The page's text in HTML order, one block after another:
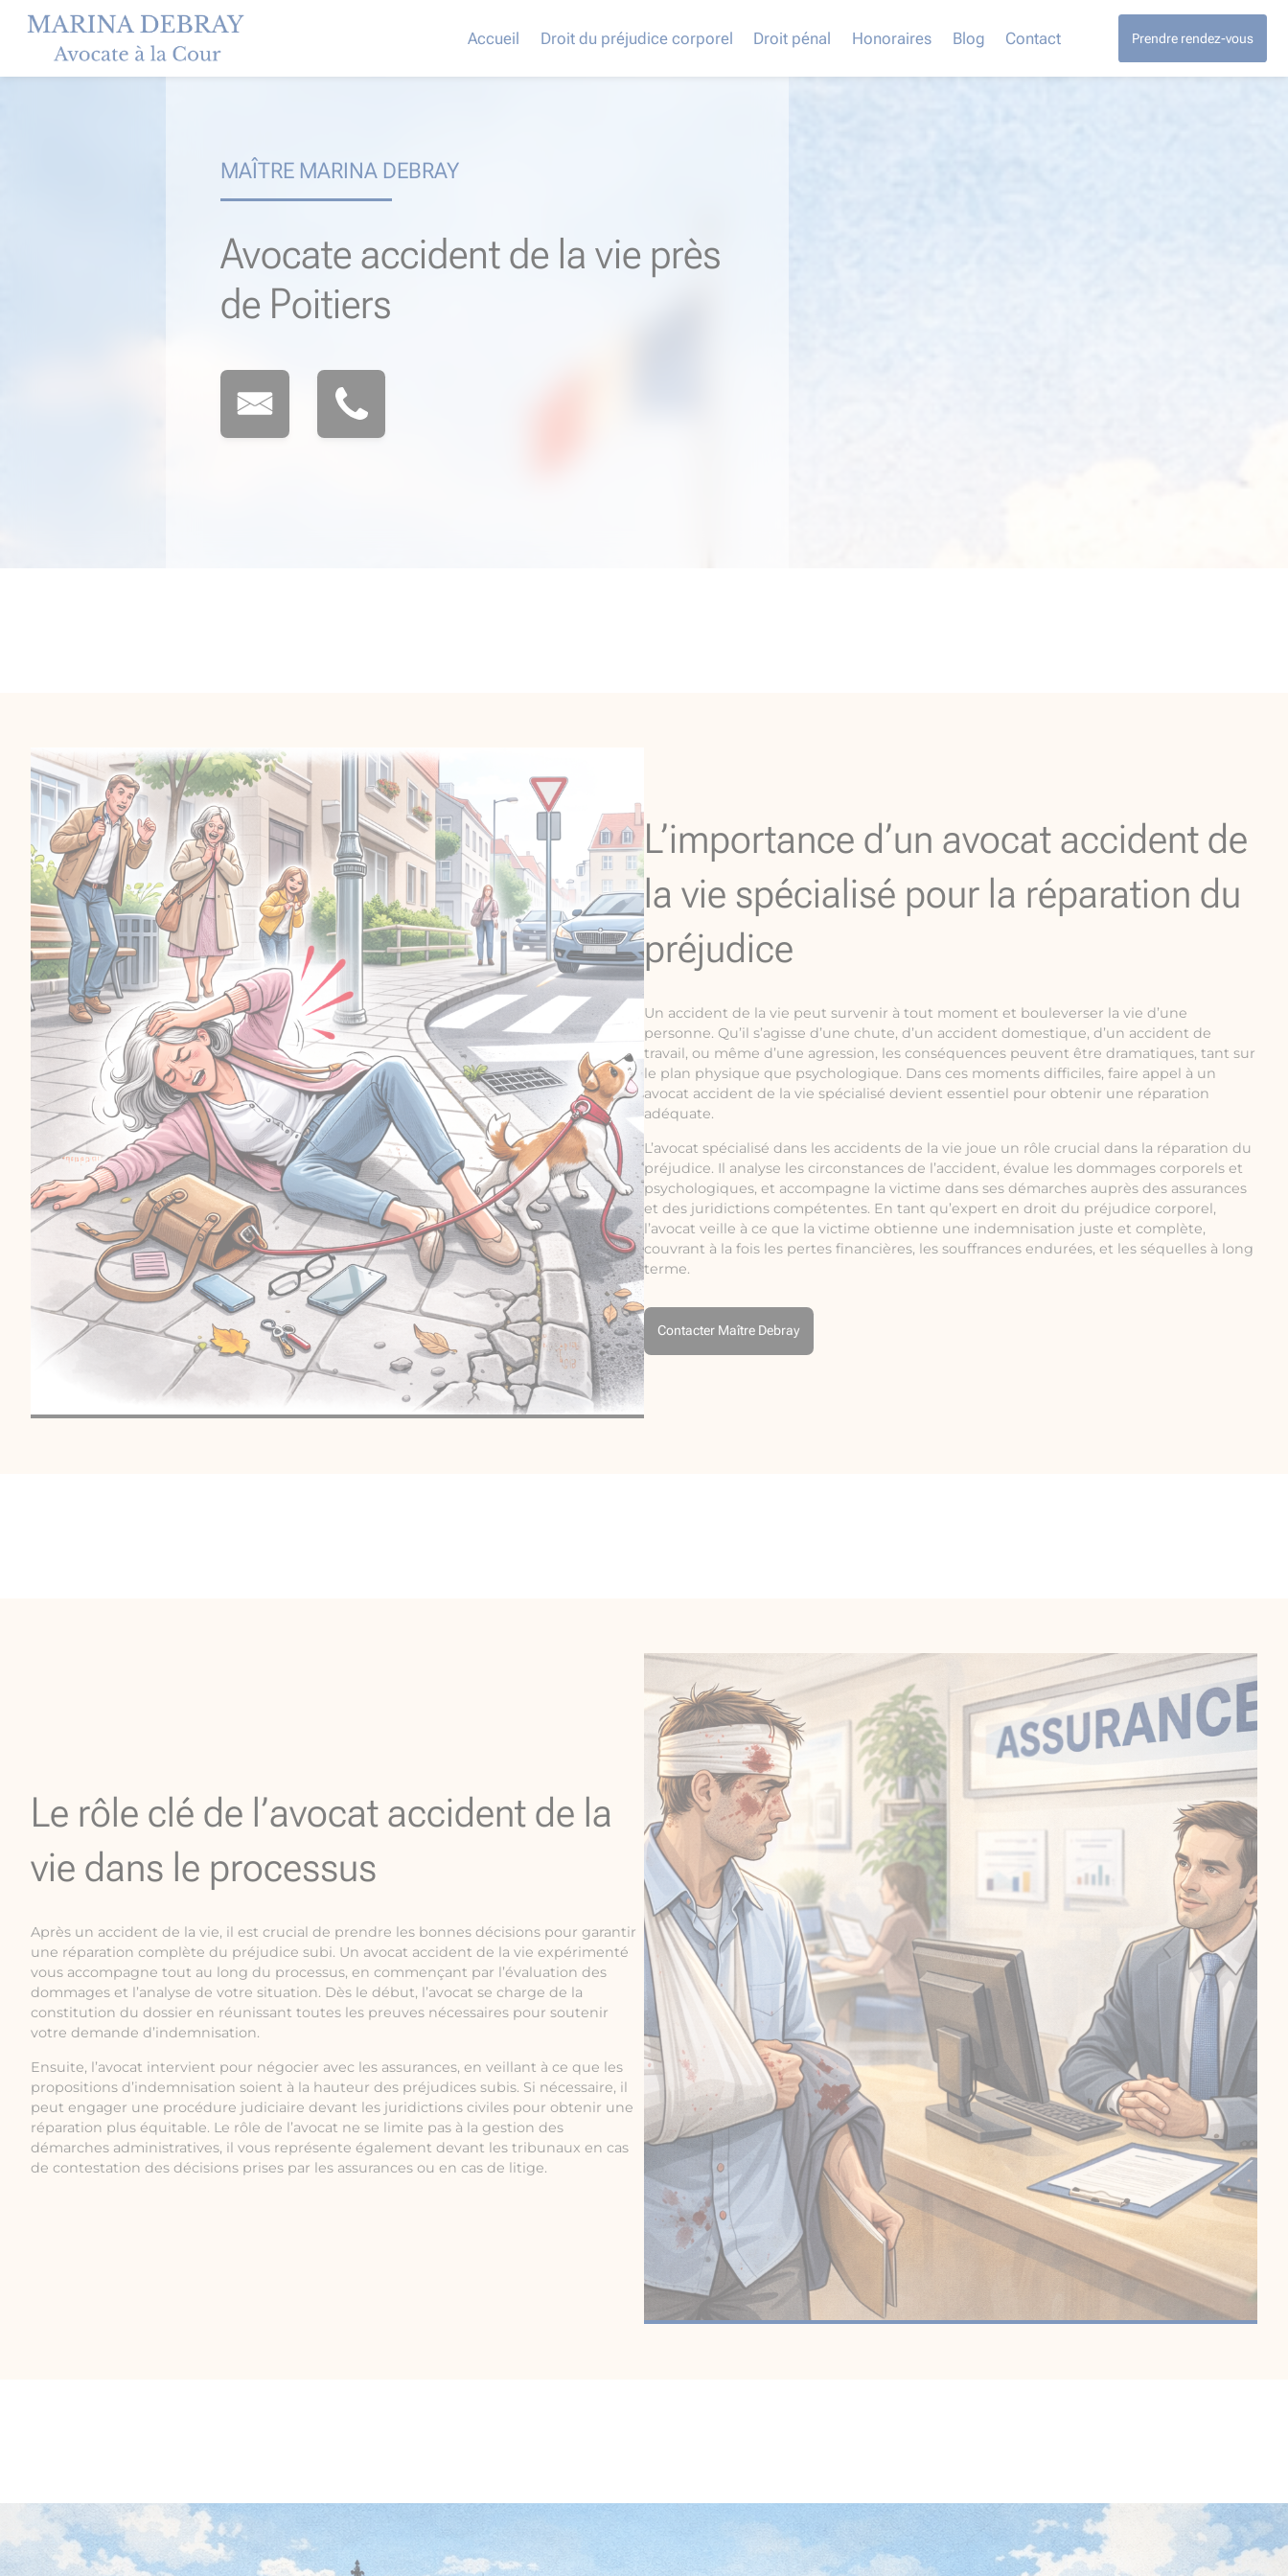
Accueil Droit du préjudice corporel Droit pénal Honoraires Blog Contact Prendre rendez-vous
MAÎTRE MARINA DEBRAY
Avocate accident de la vie près
de Poitiers
L’importance d’un avocat accident de
la vie spécialisé pour la réparation du
préjudice
Un accident de la vie peut survenir à tout moment et bouleverser la vie d’une
personne. Qu’il s’agisse d’une chute, d’un accident domestique, d’un accident de
travail, ou même d’une agression, les conséquences peuvent être dramatiques, tant sur
le plan physique que psychologique. Dans ces moments difficiles, faire appel à un
avocat accident de la vie spécialisé devient essentiel pour obtenir une réparation
adéquate.
L’avocat spécialisé dans les accidents de la vie joue un rôle crucial dans la réparation du
préjudice. Il analyse les circonstances de l’accident, évalue les dommages corporels et
psychologiques, et accompagne la victime dans ses démarches auprès des assurances
et des juridictions compétentes. En tant qu’expert en droit du préjudice corporel,
l’avocat veille à ce que la victime obtienne une indemnisation juste et complète,
couvrant à la fois les pertes financières, les souffrances endurées, et les séquelles à long
terme.
Contacter Maître Debray
Le rôle clé de l’avocat accident de la
vie dans le processus
Après un accident de la vie, il est crucial de prendre les bonnes décisions pour garantir
une réparation complète du préjudice subi. Un avocat accident de la vie expérimenté
vous accompagne tout au long du processus, en commençant par l’évaluation des
dommages et l’analyse de votre situation. Dès le début, l’avocat se charge de la
constitution du dossier en réunissant toutes les preuves nécessaires pour soutenir
votre demande d’indemnisation.
Ensuite, l’avocat intervient pour négocier avec les assurances, en veillant à ce que les
propositions d’indemnisation soient à la hauteur des préjudices subis. Si nécessaire, il
peut engager une procédure judiciaire devant les juridictions civiles pour obtenir une
réparation plus équitable. Le rôle de l’avocat ne se limite pas à la gestion des
démarches administratives, il vous représente également devant les tribunaux en cas
de contestation des décisions prises par les assurances ou en cas de litige.